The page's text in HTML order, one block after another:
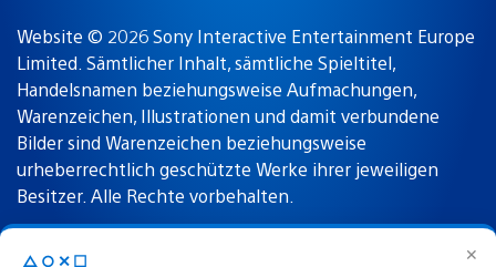
✕
△○✕☐
Website © 2026 Sony Interactive Entertainment Europe
Limited. Sämtlicher Inhalt, sämtliche Spieltitel,
Handelsnamen beziehungsweise Aufmachungen,
Warenzeichen, Illustrationen und damit verbundene
Bilder sind Warenzeichen beziehungsweise
urheberrechtlich geschützte Werke ihrer jeweiligen
Besitzer. Alle Rechte vorbehalten.